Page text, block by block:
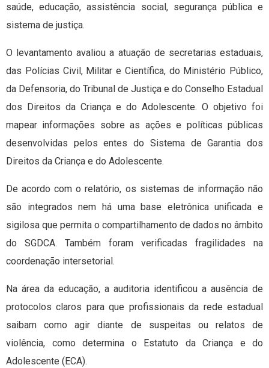
saúde, educação, assistência social, segurança pública e
sistema de justiça.
O levantamento avaliou a atuação de secretarias estaduais,
das Polícias Civil, Militar e Científica, do Ministério Público,
da Defensoria, do Tribunal de Justiça e do Conselho Estadual
dos Direitos da Criança e do Adolescente. O objetivo foi
mapear informações sobre as ações e políticas públicas
desenvolvidas pelos entes do Sistema de Garantia dos
Direitos da Criança e do Adolescente.
De acordo com o relatório, os sistemas de informação não
são integrados nem há uma base eletrônica unificada e
sigilosa que permita o compartilhamento de dados no âmbito
do SGDCA. Também foram verificadas fragilidades na
coordenação intersetorial.
Na área da educação, a auditoria identificou a ausência de
protocolos claros para que profissionais da rede estadual
saibam como agir diante de suspeitas ou relatos de
violência, como determina o Estatuto da Criança e do
Adolescente (ECA).